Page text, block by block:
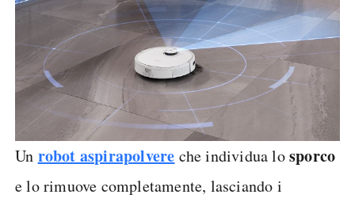
Un robot aspirapolvere che individua losporco
e lo rimuove completamente, lasciando i